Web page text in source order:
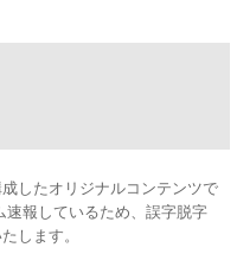
したオリジナルコンテンツで
報しているため、誤字脱字
します。